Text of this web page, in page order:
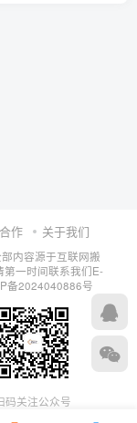
作 关于我们
内容源于互联网搬
一时间联系我们E-
备2024040886号
码关注公众号